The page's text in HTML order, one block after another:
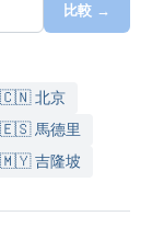
比較 →
北京
馬德里
吉隆坡